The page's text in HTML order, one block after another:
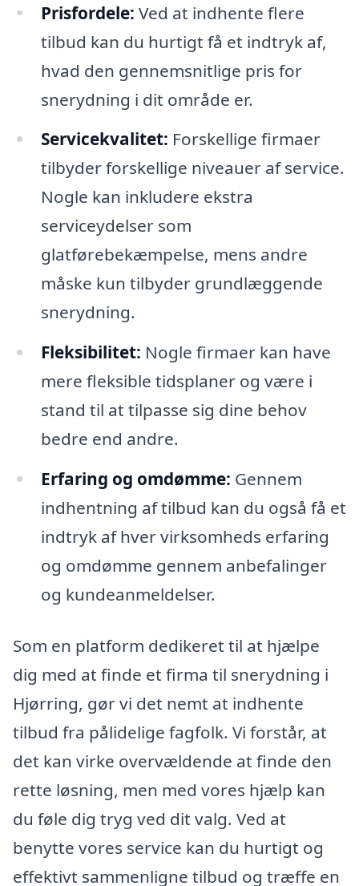
Prisfordele: Ved at indhente flere
tilbud kan du hurtigt få et indtryk af,
hvad den gennemsnitlige pris for
snerydning i dit område er.
Servicekvalitet: Forskellige firmaer
tilbyder forskellige niveauer af service.
Nogle kan inkludere ekstra
serviceydelser som
glatførebekæmpelse, mens andre
måske kun tilbyder grundlæggende
snerydning.
Fleksibilitet: Nogle firmaer kan have
mere fleksible tidsplaner og være i
stand til at tilpasse sig dine behov
bedre end andre.
Erfaring og omdømme: Gennem
indhentning af tilbud kan du også få et
indtryk af hver virksomheds erfaring
og omdømme gennem anbefalinger
og kundeanmeldelser.
Som en platform dedikeret til at hjælpe
dig med at finde et firma til snerydning i
Hjørring, gør vi det nemt at indhente
tilbud fra pålidelige fagfolk. Vi forstår, at
det kan virke overvældende at finde den
rette løsning, men med vores hjælp kan
du føle dig tryg ved dit valg. Ved at
benytte vores service kan du hurtigt og
effektivt sammenligne tilbud og træffe en